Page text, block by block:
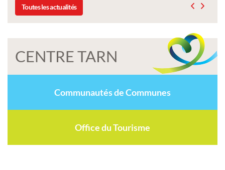
Toutes les actualités
CENTRE TARN
Communautés de Communes
Office du Tourisme